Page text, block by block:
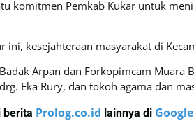
komitmen Pemkab Kukar untuk
kesejahteraan masyarakat di
Arpan dan Forkopimcam Muara
Eka Rury, dan tokoh agama dan
berita Prolog.co.id lainnya di